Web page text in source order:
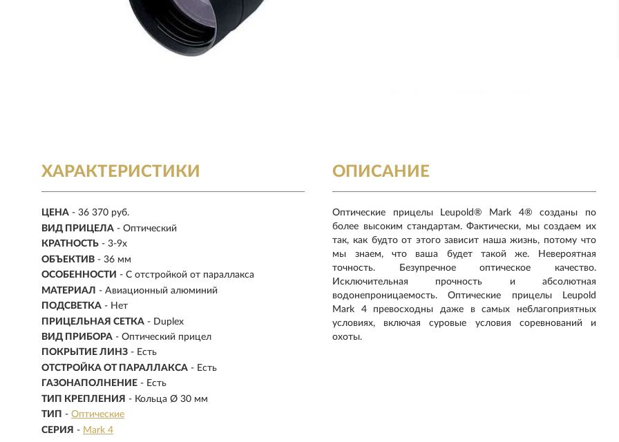
ХАРАКТЕРИСТИКИ
ЦЕНА - 36 370 руб.
ВИД ПРИЦЕЛА - Оптический
КРАТНОСТЬ - 3-9x
ОБЪЕКТИВ - 36 мм
ОСОБЕННОСТИ - С отстройкой от параллакса
МАТЕРИАЛ - Авиационный алюминий
ПОДСВЕТКА - Нет
ПРИЦЕЛЬНАЯ СЕТКА - Duplex
ВИД ПРИБОРА - Оптический прицел
ПОКРЫТИЕ ЛИНЗ - Есть
ОТСТРОЙКА ОТ ПАРАЛЛАКСА - Есть
ГАЗОНАПОЛНЕНИЕ - Есть
ТИП КРЕПЛЕНИЯ - Кольца Ø 30 мм
ТИП - Оптические
СЕРИЯ - Mark 4
ОПИСАНИЕ
Оптические прицелы Leupold® Mark 4® созданы по
более высоким стандартам. Фактически, мы создаем их
так, как будто от этого зависит наша жизнь, потому что
мы знаем, что ваша будет такой же. Невероятная
точность. Безупречное оптическое качество.
Исключительная прочность и абсолютная
водонепроницаемость. Оптические прицелы Leupold
Mark 4 превосходны даже в самых неблагоприятных
условиях, включая суровые условия соревнований и
охоты.